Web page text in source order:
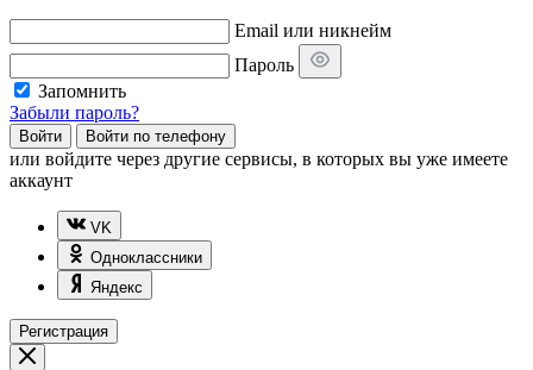
Email или никнейм
Пароль
Запомнить
Забыли пароль?
Войти Войти по телефону
или войдите через другие сервисы, в которых вы уже имеете
аккаунт
VK
Одноклассники
Яндекс
Регистрация